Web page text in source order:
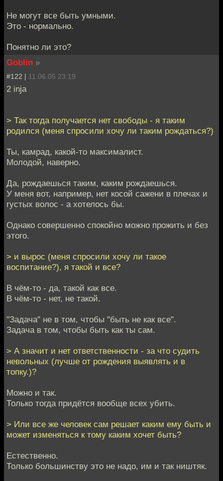
Не могут все быть умными.
Это - нормально.
Понятно ли это?
Goblin »
#122 | 11.06.05 23:19
2 inja
> Так тогда получается нет свободы - я таким
родился (меня спросили хочу ли таким рождаться?)
Ты, камрад, какой-то максималист.
Молодой, наверно.
Да, рождаешься таким, каким рождаешься.
У меня вот, например, нет косой сажени в плечах и
густых волос - а хотелось бы.
Однако совершенно спокойно можно прожить и без
этого.
> и вырос (меня спросили хочу ли такое
воспитание?), я такой и все?
В чём-то - да, такой как все.
В чём-то - нет, не такой.
"Задача" не в том, чтобы "быть не как все".
Задача в том, чтобы быть как ты сам.
> А значит и нет ответственности - за что судить
невольных (лучше от рождения выявлять и в
топку.)?
Можно и так.
Только тогда придётся вообще всех убить.
> Или все же человек сам решает каким ему быть и
может изменяться к тому каким хочет быть?
Естественно.
Только большинству это не надо, им и так ништяк.